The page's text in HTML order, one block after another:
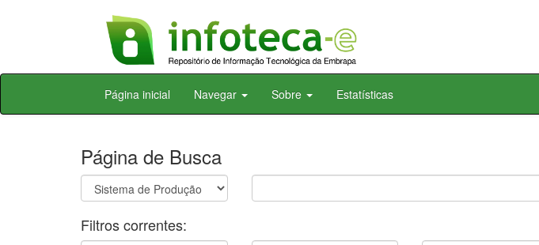
Skip
Página inicial Navegar Sobre Estatísticas
Página de Busca
Filtros correntes: